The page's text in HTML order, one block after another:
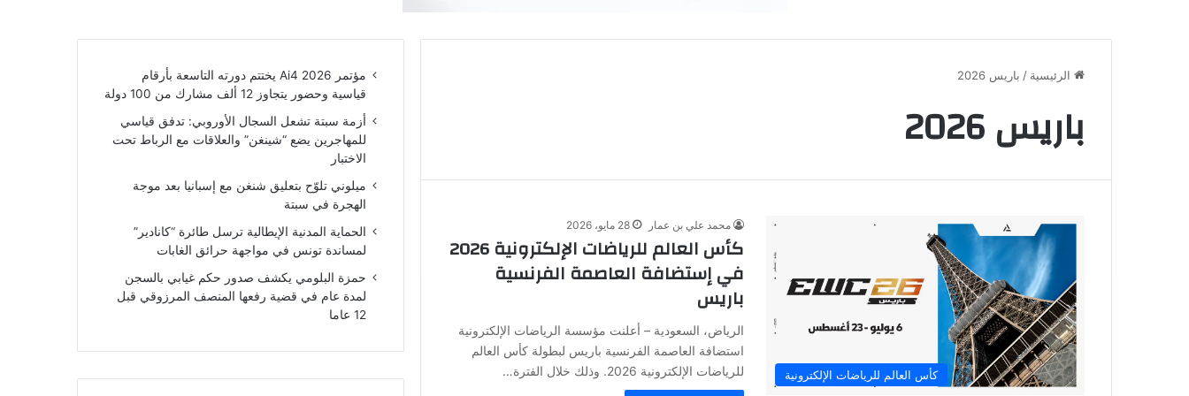
الرئيسية / باريس 2026
باريس 2026
كأس العالم للرياضات الإلكترونية
محمد علي بن عمار 28 مايو، 2026
كأس العالم للرياضات الإلكترونية 2026
في إستضافة العاصمة الفرنسية
باريس
الرياض، السعودية – أعلنت مؤسسة الرياضات الإلكترونية
استضافة العاصمة الفرنسية باريس لبطولة كأس العالم
للرياضات الإلكترونية 2026. وذلك خلال الفترة…
مؤتمر Ai4 2026 يختتم دورته التاسعة بأرقام
قياسية وحضور يتجاوز 12 ألف مشارك من 100 دولة
أزمة سبتة تشعل السجال الأوروبي: تدفق قياسي
للمهاجرين يضع “شينغن” والعلاقات مع الرباط تحت
الاختبار
ميلوني تلوّح بتعليق شنغن مع إسبانيا بعد موجة
الهجرة في سبتة
الحماية المدنية الإيطالية ترسل طائرة “كانادير”
لمساندة تونس في مواجهة حرائق الغابات
حمزة البلومي يكشف صدور حكم غيابي بالسجن
لمدة عام في قضية رفعها المنصف المرزوقي قبل
12 عاما